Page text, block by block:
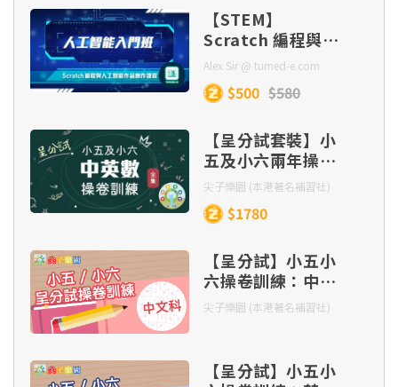
【STEM】
Scratch 編程與人
工智能作品創作課
程
Alex Sir @ turned-e.com
$500 $580
【呈分試套裝】小
五及小六兩年操卷
訓練（連貼題王全
集）
尖子樂園 (本港著名補習社)
$1780
【呈分試】小五小
六操卷訓練：中文
（連三本貼題王）
尖子樂園 (本港著名補習社)
【呈分試】小五小